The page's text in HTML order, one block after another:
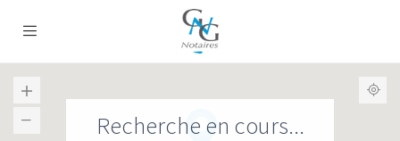
Recherche en cours...